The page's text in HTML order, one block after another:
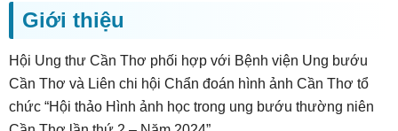
Giới thiệu
Hội Ung thư Cần Thơ phối hợp với Bệnh viện Ung bướu
Cần Thơ và Liên chi hội Chẩn đoán hình ảnh Cần Thơ tổ
chức “Hội thảo Hình ảnh học trong ung bướu thường niên